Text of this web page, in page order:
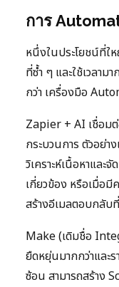
การ
หนึ่งในประโยชน์ที่
ที่ซ้ำ ๆ และใช้เวลา
กว่า เครื่องมือ
Zapier + AI เชื่อม
กระบวนการ ตัวอย่า
วิเคราะห์เนื้อหาแล
เกี่ยวข้อง หรือเมื่อ
สร้างอีเมลตอบกลั
Make (เดิมชื่อ
ยืดหยุ่นมากกว่าและ
ซ้อน สามารถสร้าง